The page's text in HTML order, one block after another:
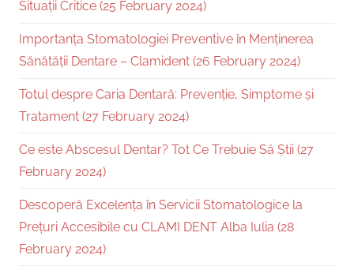
Situații Critice (25 February 2024)
Importanța Stomatologiei Preventive în Menținerea
Sănătății Dentare – Clamident (26 February 2024)
Totul despre Caria Dentară: Prevenție, Simptome și
Tratament (27 February 2024)
Ce este Abscesul Dentar? Tot Ce Trebuie Să Știi (27
February 2024)
Descoperă Excelența în Servicii Stomatologice la
Prețuri Accesibile cu CLAMI DENT Alba Iulia (28
February 2024)